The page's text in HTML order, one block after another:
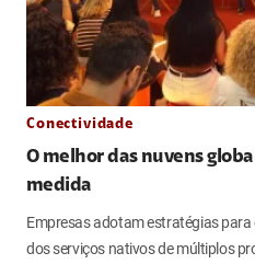
Conectividade
O melhor das nuvens
medida
Empresas adotam estratégias
dos serviços nativos de múltiplos